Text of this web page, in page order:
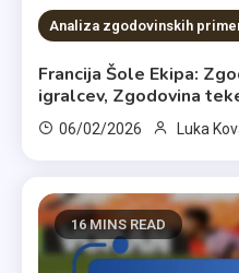
Analiza zgodovinskih
Francija Šole Ekipa:
igralcev, Zgodovina
06/02/2026 Luka
16 MINS READ